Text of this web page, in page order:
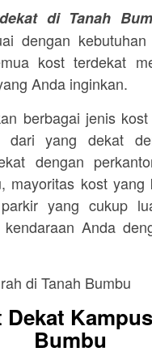
di Tanah
dengan
kost terdekat
Anda inginkan.
berbagai jenis
dari yang dekat
dengan
mayoritas kost yang
yang cukup
Anda
Dekat
Bumbu